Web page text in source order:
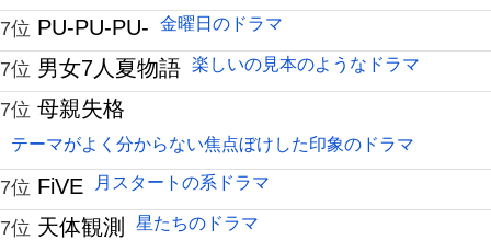
7位 PU-PU-PU- 金曜日のドラマ
7位 男女7人夏物語 楽しいの見本のようなドラマ
7位 母親失格
テーマがよく分からない焦点ぼけした印象のドラマ
7位 FiVE 月スタートの系ドラマ
7位 天体観測 星たちのドラマ